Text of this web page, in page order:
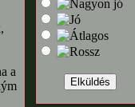
a